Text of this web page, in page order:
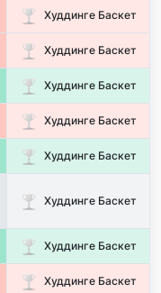
Худдинге Баскет
Худдинге Баскет
Худдинге Баскет
Худдинге Баскет
Худдинге Баскет
Худдинге Баскет
Худдинге Баскет
Худдинге Баскет